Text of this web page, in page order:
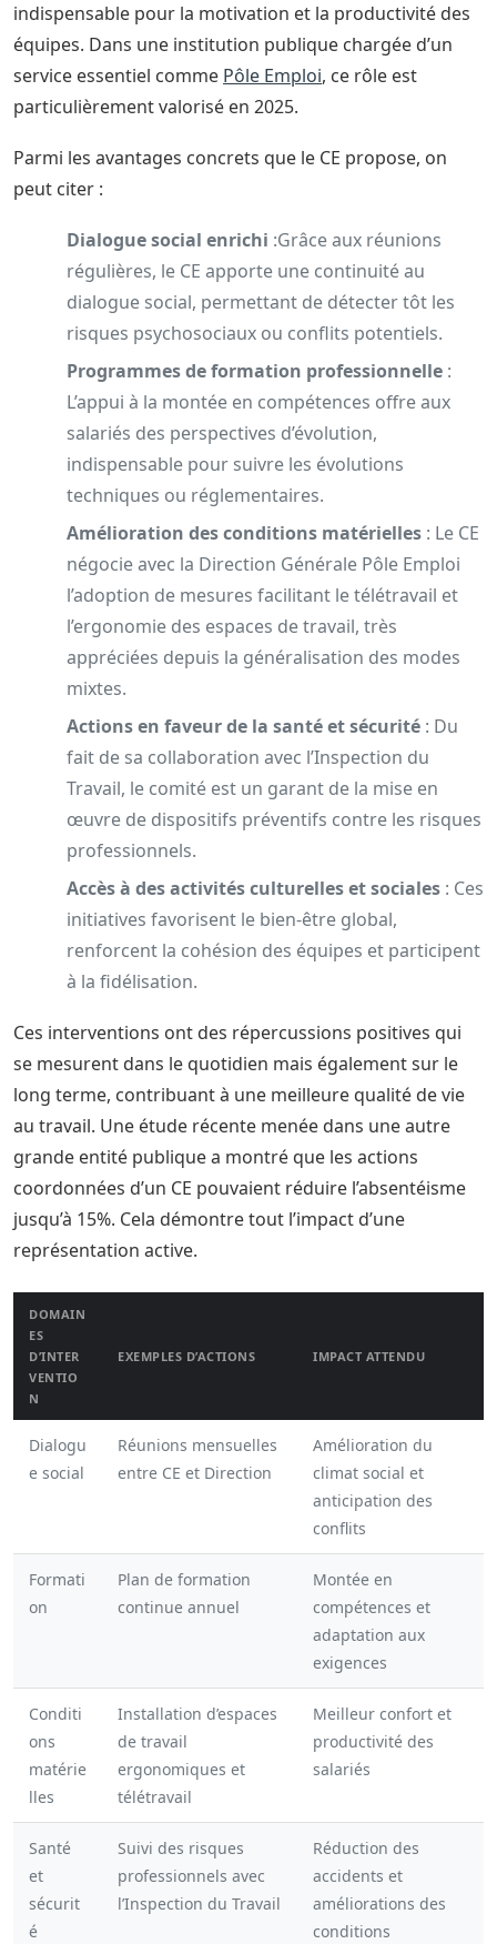
indispensable pour la motivation et la productivité des
équipes. Dans une institution publique chargée d’un
service essentiel comme Pôle Emploi, ce rôle est
particulièrement valorisé en 2025.
Parmi les avantages concrets que le CE propose, on
peut citer :
Dialogue social enrichi :Grâce aux réunions
régulières, le CE apporte une continuité au
dialogue social, permettant de détecter tôt les
risques psychosociaux ou conflits potentiels.
Programmes de formation professionnelle :
L’appui à la montée en compétences offre aux
salariés des perspectives d’évolution,
indispensable pour suivre les évolutions
techniques ou réglementaires.
Amélioration des conditions matérielles : Le CE
négocie avec la Direction Générale Pôle Emploi
l’adoption de mesures facilitant le télétravail et
l’ergonomie des espaces de travail, très
appréciées depuis la généralisation des modes
mixtes.
Actions en faveur de la santé et sécurité : Du
fait de sa collaboration avec l’Inspection du
Travail, le comité est un garant de la mise en
œuvre de dispositifs préventifs contre les risques
professionnels.
Accès à des activités culturelles et sociales : Ces
initiatives favorisent le bien-être global,
renforcent la cohésion des équipes et participent
à la fidélisation.
Ces interventions ont des répercussions positives qui
se mesurent dans le quotidien mais également sur le
long terme, contribuant à une meilleure qualité de vie
au travail. Une étude récente menée dans une autre
grande entité publique a montré que les actions
coordonnées d’un CE pouvaient réduire l’absentéisme
jusqu’à 15%. Cela démontre tout l’impact d’une
représentation active.
DOMAIN
ES
D’INTER
VENTIO
N
EXEMPLES D’ACTIONS IMPACT ATTENDU
Dialogu
e social
Réunions mensuelles
entre CE et Direction
Amélioration du
climat social et
anticipation des
conflits
Formati
on
Plan de formation
continue annuel
Montée en
compétences et
adaptation aux
exigences
Conditi
ons
matérie
lles
Installation d’espaces
de travail
ergonomiques et
télétravail
Meilleur confort et
productivité des
salariés
Santé
et
sécurit
é
Suivi des risques
professionnels avec
l’Inspection du Travail
Réduction des
accidents et
améliorations des
conditions